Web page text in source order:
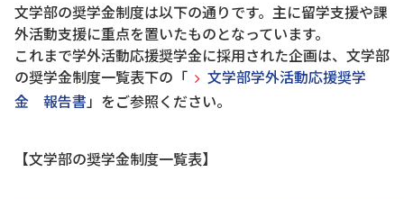
文学部の奨学金制度は以下の通りです。主に留学支援や課
外活動支援に重点を置いたものとなっています。
これまで学外活動応援奨学金に採用された企画は、文学部
の奨学金制度一覧表下の「
文学部学外活動応援奨学
金 報告書 」をご参照ください。
【文学部の奨学金制度一覧表】